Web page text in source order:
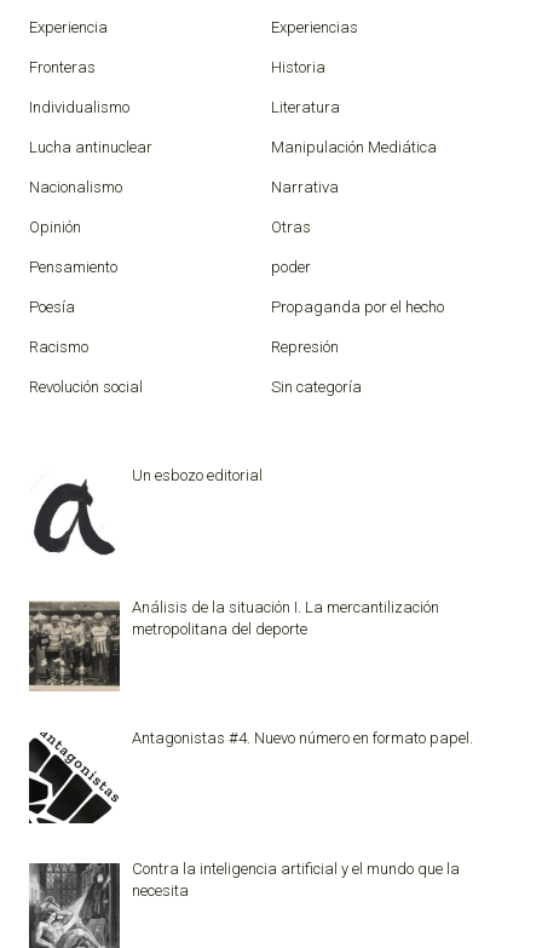
Experiencia Experiencias
Fronteras Historia
Individualismo Literatura
Lucha antinuclear Manipulación Mediática
Nacionalismo Narrativa
Opinión Otras
Pensamiento poder
Poesía Propaganda por el hecho
Racismo Represión
Revolución social Sin categoría
Un esbozo editorial
Análisis de la situación I. La mercantilización
metropolitana del deporte
Antagonistas #4. Nuevo número en formato papel.
Contra la inteligencia artificial y el mundo que la
necesita